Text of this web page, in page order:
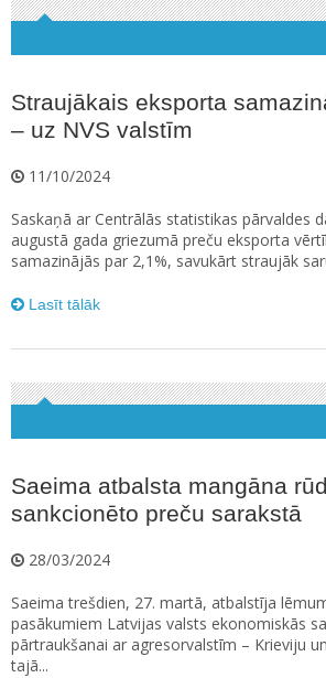
Straujākais eksporta
– uz NVS valstīm
11/10/2024
Saskaņā ar Centrālās statistikas pārvaldes
augustā gada griezumā preču eksporta
samazinājās par 2,1%, savukārt straujāk
Lasīt tālāk
Saeima atbalsta mangāna
sankcionēto preču sarakstā
28/03/2024
Saeima trešdien, 27. martā, atbalstīja
pasākumiem Latvijas valsts ekonomiskās
pārtraukšanai ar agresorvalstīm – Krieviju
tajā...